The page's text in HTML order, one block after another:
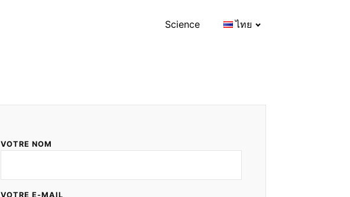
Science ไทย
VOTRE NOM
VOTRE E-MAIL